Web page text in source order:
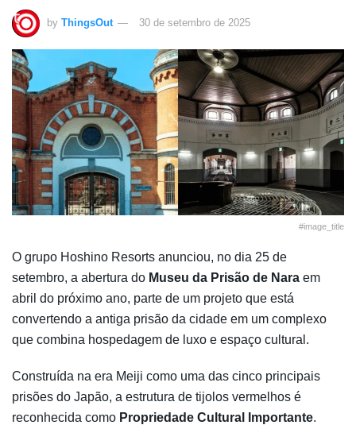
by ThingsOut 30 de setembro de 2025
#image_title
O grupo Hoshino Resorts anunciou, no dia 25 de
setembro, a abertura do Museu da Prisão de Nara em
abril do próximo ano, parte de um projeto que está
convertendo a antiga prisão da cidade em um complexo
que combina hospedagem de luxo e espaço cultural.
Construída na era Meiji como uma das cinco principais
prisões do Japão, a estrutura de tijolos vermelhos é
reconhecida como Propriedade Cultural Importante.